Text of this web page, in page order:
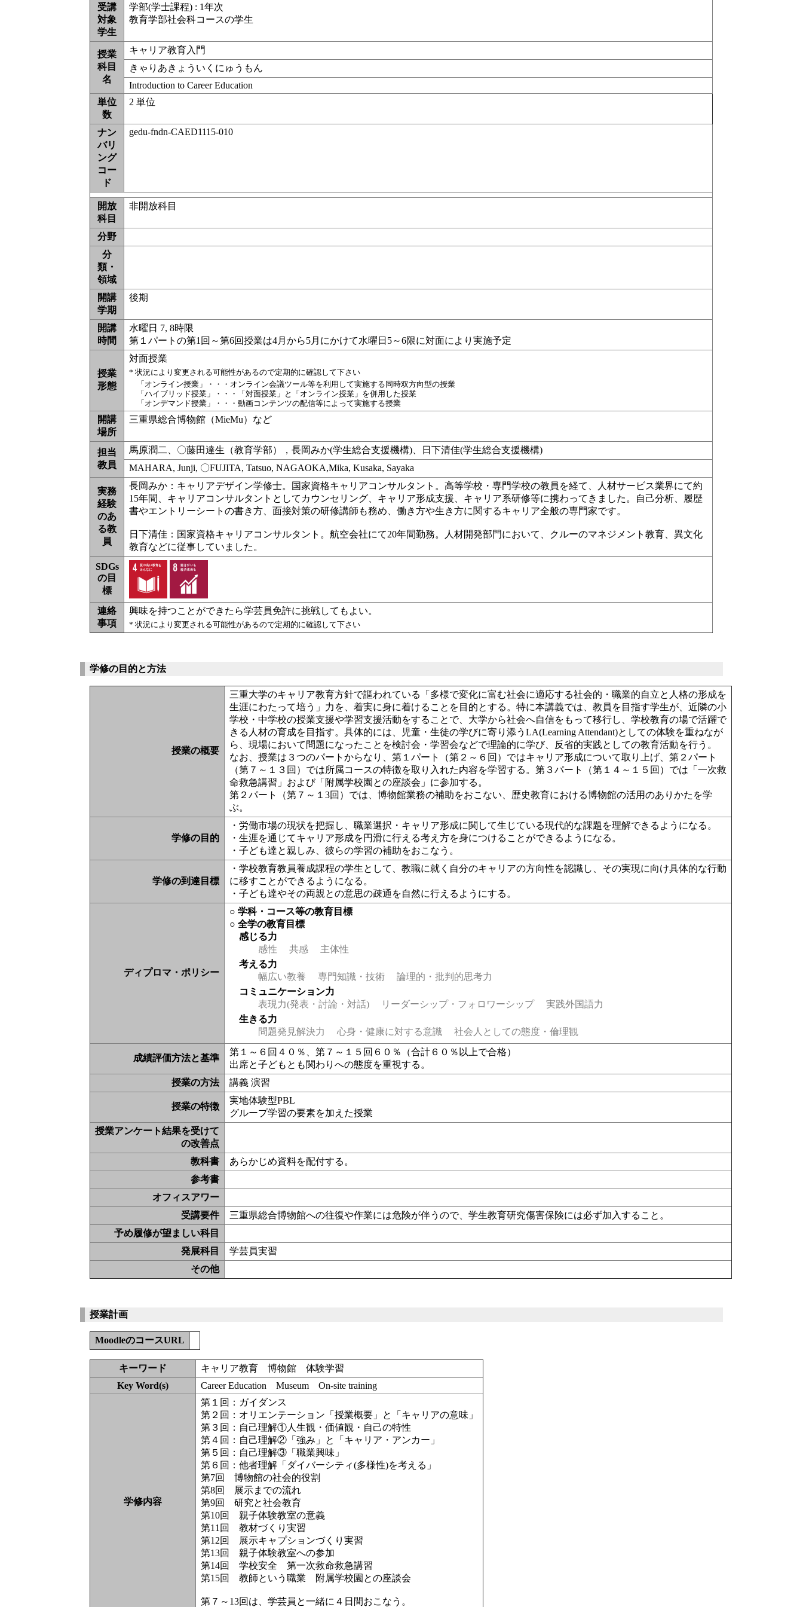
受講
対象
学生
学部(学士課程) : 1年次
教育学部社会科コースの学生
授業
科目
名
キャリア教育入門
きゃりあきょういくにゅうもん
Introduction to Career Education
単位
数
2 単位
ナン
バリ
ング
コー
ド
gedu-fndn-CAED1115-010
開放
科目
非開放科目
分野
分
類・
領域
開講
学期
後期
開講
時間
水曜日 7, 8時限
第１パートの第1回～第6回授業は4月から5月にかけて水曜日5～6限に対面により実施予定
授業
形態
対面授業
* 状況により変更される可能性があるので定期的に確認して下さい
「オンライン授業」・・・オンライン会議ツール等を利用して実施する同時双方向型の授業
「ハイブリッド授業」・・・「対面授業」と「オンライン授業」を併用した授業
「オンデマンド授業」・・・動画コンテンツの配信等によって実施する授業
開講
場所
三重県総合博物館（MieMu）など
担当
教員
馬原潤二、〇藤田達生（教育学部），長岡みか(学生総合支援機構)、日下清佳(学生総合支援機構)
MAHARA, Junji, 〇FUJITA, Tatsuo, NAGAOKA,Mika, Kusaka, Sayaka
実務
経験
のあ
る教
員
長岡みか：キャリアデザイン学修士。国家資格キャリアコンサルタント。高等学校・専門学校の教員を経て、人材サービス業界にて約
15年間、キャリアコンサルタントとしてカウンセリング、キャリア形成支援、キャリア系研修等に携わってきました。自己分析、履歴
書やエントリーシートの書き方、面接対策の研修講師も務め、働き方や生き方に関するキャリア全般の専門家です。
日下清佳：国家資格キャリアコンサルタント。航空会社にて20年間勤務。人材開発部門において、クルーのマネジメント教育、異文化
教育などに従事していました。
SDGs
の目
標
連絡
事項
興味を持つことができたら学芸員免許に挑戦してもよい。
* 状況により変更される可能性があるので定期的に確認して下さい
学修の目的と方法
授業の概要
三重大学のキャリア教育方針で謳われている「多様で変化に富む社会に適応する社会的・職業的自立と人格の形成を
生涯にわたって培う」力を、着実に身に着けることを目的とする。特に本講義では、教員を目指す学生が、近隣の小
学校・中学校の授業支援や学習支援活動をすることで、大学から社会へ自信をもって移行し、学校教育の場で活躍で
きる人材の育成を目指す。具体的には、児童・生徒の学びに寄り添うLA(Learning Attendant)としての体験を重ねなが
ら、現場において問題になったことを検討会・学習会などで理論的に学び、反省的実践としての教育活動を行う。
なお、授業は３つのパートからなり、第１パート（第２～６回）ではキャリア形成について取り上げ、第２パート
（第７～１３回）では所属コースの特徴を取り入れた内容を学習する。第３パート（第１４～１５回）では「一次救
命救急講習」および「附属学校園との座談会」に参加する。
第２パート（第７～１3回）では、博物館業務の補助をおこない、歴史教育における博物館の活用のありかたを学
ぶ。
学修の目的
・労働市場の現状を把握し、職業選択・キャリア形成に関して生じている現代的な課題を理解できるようになる。
・生涯を通じてキャリア形成を円滑に行える考え方を身につけることができるようになる。
・子ども達と親しみ、彼らの学習の補助をおこなう。
学修の到達目標
・学校教育教員養成課程の学生として、教職に就く自分のキャリアの方向性を認識し、その実現に向け具体的な行動
に移すことができるようになる。
・子ども達やその両親との意思の疎通を自然に行えるようにする。
ディプロマ・ポリシー
○ 学科・コース等の教育目標
○ 全学の教育目標
感じる力
感性
共感
主体性
考える力
幅広い教養
専門知識・技術
論理的・批判的思考力
コミュニケーション力
表現力(発表・討論・対話)
リーダーシップ・フォロワーシップ
実践外国語力
生きる力
問題発見解決力
心身・健康に対する意識 社会人としての態度・倫理観
成績評価方法と基準
第１～６回４０％、第７～１５回６０％（合計６０％以上で合格）
出席と子どもとも関わりへの態度を重視する。
授業の方法
講義 演習
授業の特徴
実地体験型PBL
グループ学習の要素を加えた授業
授業アンケート結果を受けて
の改善点
教科書
あらかじめ資料を配付する。
参考書
オフィスアワー
受講要件
三重県総合博物館への往復や作業には危険が伴うので、学生教育研究傷害保険には必ず加入すること。
予め履修が望ましい科目
発展科目
学芸員実習
その他
授業計画
MoodleのコースURL
キーワード
キャリア教育 博物館 体験学習
Key Word(s)
Career Education Museum On-site training
学修内容
第１回：ガイダンス
第２回：オリエンテーション「授業概要」と「キャリアの意味」
第３回：自己理解①人生観・価値観・自己の特性
第４回：自己理解②「強み」と「キャリア・アンカー」
第５回：自己理解③「職業興味」
第６回：他者理解「ダイバーシティ(多様性)を考える」
第7回 博物館の社会的役割
第8回 展示までの流れ
第9回 研究と社会教育
第10回 親子体験教室の意義
第11回 教材づくり実習
第12回 展示キャプションづくり実習
第13回 親子体験教室への参加
第14回 学校安全 第一次救命救急講習
第15回 教師という職業 附属学校園との座談会
第７～13回は、学芸員と一緒に４日間おこなう。